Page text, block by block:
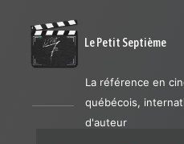
Le Petit Septième
La référence en
québécois,
d'auteur